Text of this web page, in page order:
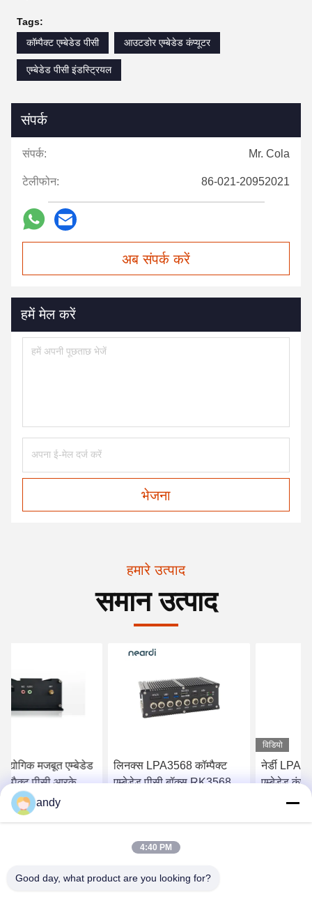
Tags:
कॉम्पैक्ट एम्बेडेड पीसी
आउटडोर एम्बेडेड कंप्यूटर
एम्बेडेड पीसी इंडस्ट्रियल
संपर्क
संपर्क: Mr. Cola
टेलीफोन: 86-021-20952021
अब संपर्क करें
हमें मेल करें
भेजना
हमारे उत्पाद
समान उत्पाद
लिनक्स LPA3568 कॉम्पैक्ट
एम्बेडेड पीसी बॉक्स RK3568
फैनलेस कंप्यूटर 16GB
नेर्डी LPA3588 विंडोज मिनी
एम्बेडेड कंप्यूटर सिस्टम बॉक्स
andy
4:40 PM
Good day, what product are you looking for?